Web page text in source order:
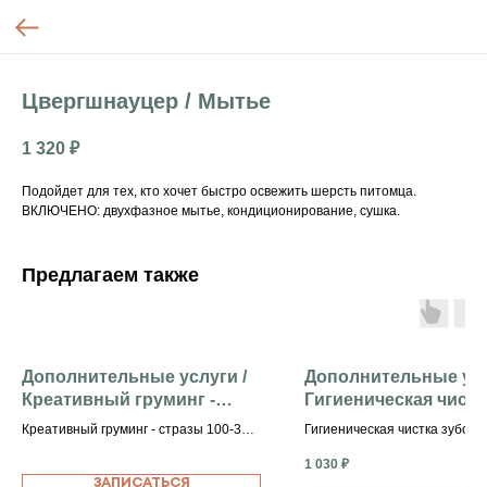
Цвергшнауцер / Мытье
1 320 ₽
Подойдет для тех, кто хочет быстро освежить шерсть питомца.
ВКЛЮЧЕНО: двухфазное мытье, кондиционирование, сушка.
Предлагаем также
Дополнительные услуги /
Креативный груминг -
стразы 100-300 р.
Креативный груминг - стразы 100-300
ЗАПИСАТЬСЯ
Дополнительные
Гигиеническая
зубов (крупные)
Гигиеническая чистка зубов
1 030 ₽